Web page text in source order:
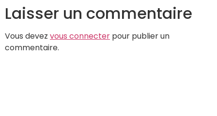
Laisser un commentaire
Vous devez vous connecter pour publier un
commentaire.